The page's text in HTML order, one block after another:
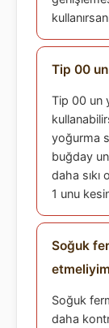
Tip 00
Tip 00 un
yoğurma
buğday
daha
1 unu
Soğuk
Soğuk
daha